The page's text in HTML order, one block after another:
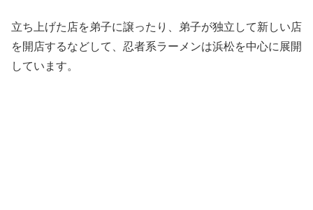
立ち上げた店を弟子に譲ったり、弟子が独立して新しい店
を開店するなどして、忍者系ラーメンは浜松を中心に展開
しています。